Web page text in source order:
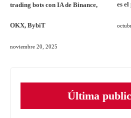
trading bots con IA de Binance,
OKX, BybiT
noviembre 20, 2025
es
Última